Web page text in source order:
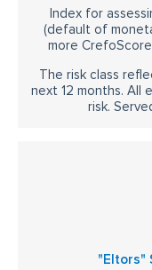
Index for
(default of
more
The risk class
next 12 months. All
risk.
"Eltors"